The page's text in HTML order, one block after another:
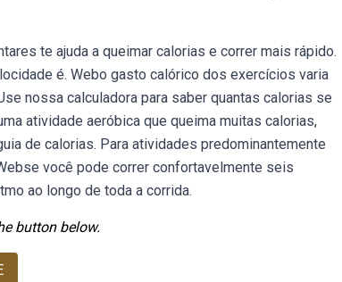
te ajuda a queimar calorias e correr mais rápido.
é. Webo gasto calórico dos exercícios varia
nossa calculadora para saber quantas calorias se
atividade aeróbica que queima muitas calorias,
de calorias. Para atividades predominantemente
você pode correr confortavelmente seis
ao longo de toda a corrida.
button below.